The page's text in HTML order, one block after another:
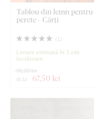
Tablou din lemn pentru
perete - Cărți
( 1 )
Livrare estimată în 3 zile
lucrătoare
de la 67,50 lei
90,00 lei